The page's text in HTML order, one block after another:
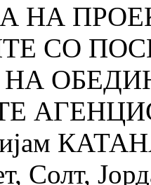
НА
СО
Солт,